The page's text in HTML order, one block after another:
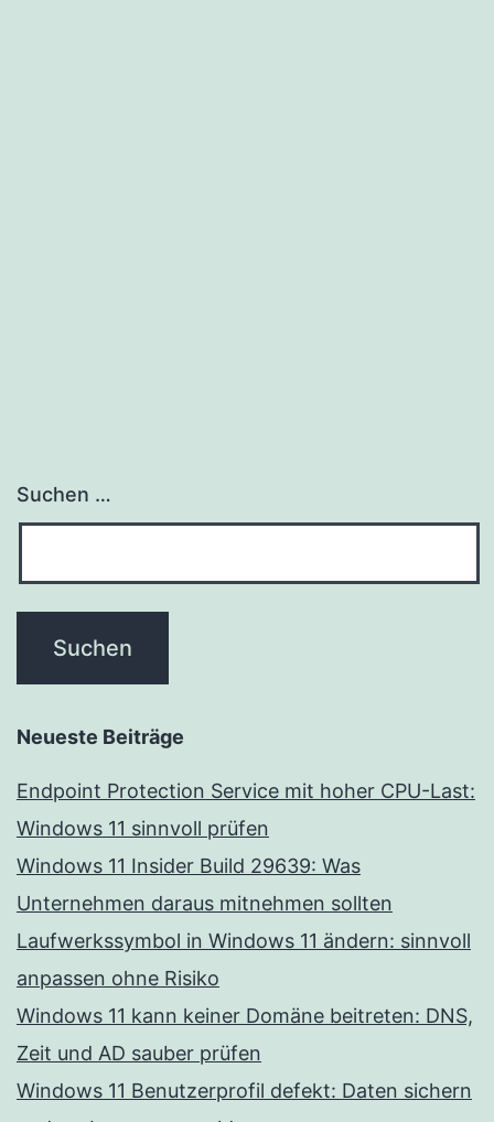
Suchen …
Neueste Beiträge
Endpoint Protection Service mit hoher CPU-Last:
Windows 11 sinnvoll prüfen
Windows 11 Insider Build 29639: Was
Unternehmen daraus mitnehmen sollten
Laufwerkssymbol in Windows 11 ändern: sinnvoll
anpassen ohne Risiko
Windows 11 kann keiner Domäne beitreten: DNS,
Zeit und AD sauber prüfen
Windows 11 Benutzerprofil defekt: Daten sichern